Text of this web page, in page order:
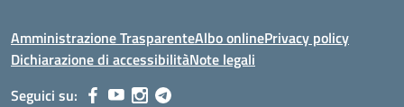
Amministrazione TrasparenteAlbo onlinePrivacy policy
Dichiarazione di accessibilitàNote legali
Seguici su: